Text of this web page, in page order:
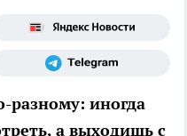
разному: иногда
а выходишь с